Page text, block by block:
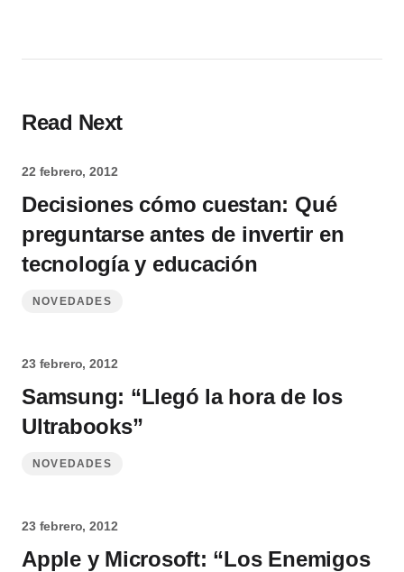
Read Next
22 febrero, 2012
Decisiones cómo cuestan: Qué
preguntarse antes de invertir en
tecnología y educación
NOVEDADES
23 febrero, 2012
Samsung: “Llegó la hora de los
Ultrabooks”
NOVEDADES
23 febrero, 2012
Apple y Microsoft: “Los Enemigos